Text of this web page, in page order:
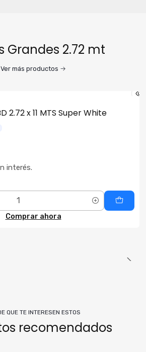
Grandes 2.72 mt
Ver más productos
2.72 x 11 MTS Super White
interés.
Comprar ahora
QUE TE INTERESEN ESTOS
recomendados